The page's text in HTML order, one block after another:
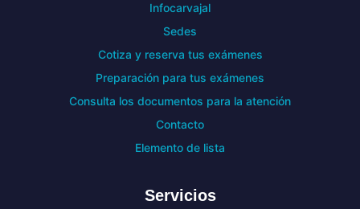
Infocarvajal
Sedes
Cotiza y reserva tus exámenes
Preparación para tus exámenes
Consulta los documentos para la atención
Contacto
Elemento de lista
Servicios